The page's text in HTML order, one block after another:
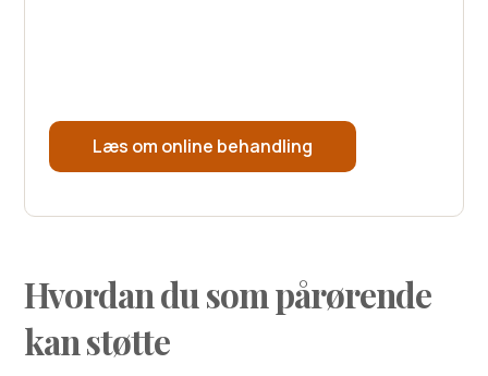
Læs om online behandling
Hvordan du som pårørende
kan støtte